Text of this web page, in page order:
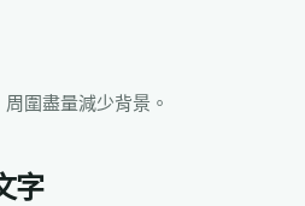
圍盡量減少背景。
字